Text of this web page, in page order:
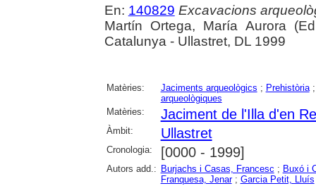
En: 140829 Excavacions
Martín Ortega, María Aurora
Catalunya - Ullastret, DL 1999
Matèries: Jaciments arqueològics ; Prehistòria
arqueològiques
Matèries:
Jaciment de l'Illa d'en
Àmbit: Ullastret
Cronologia: [0000 - 1999]
Autors add.: Burjachs i Casas, Francesc ; Buxó i
Franquesa, Jenar; Garcia Petit, Lluís